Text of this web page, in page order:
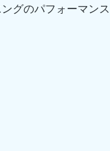
グのパフォーマンス